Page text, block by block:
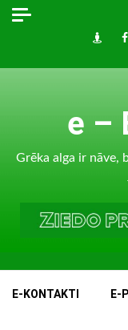
Skip
e –
Grēka alga ir nāve,
E-KONTAKTI E-